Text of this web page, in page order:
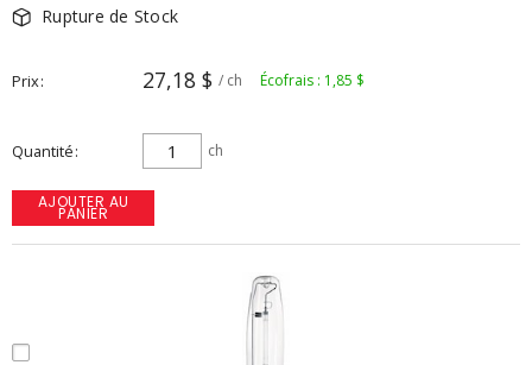
Rupture de Stock
Prix 27,18 $ / ch Écofrais : 1,85 $
Quantité ch
AJOUTER AU
PANIER